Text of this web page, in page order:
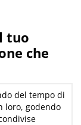
tuo
che
del tempo di
loro, godendo